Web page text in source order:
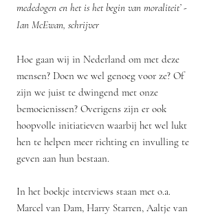
mededogen en het is het begin van moraliteit’ -
Ian McEwan, schrijver
Hoe gaan wij in Nederland om met deze
mensen? Doen we wel genoeg voor ze? Of
zijn we juist te dwingend met onze
bemoeienissen? Overigens zijn er ook
hoopvolle initiatieven waarbij het wel lukt
hen te helpen meer richting en invulling te
geven aan hun bestaan.
In het boekje interviews staan met o.a.
Marcel van Dam, Harry Starren, Aaltje van